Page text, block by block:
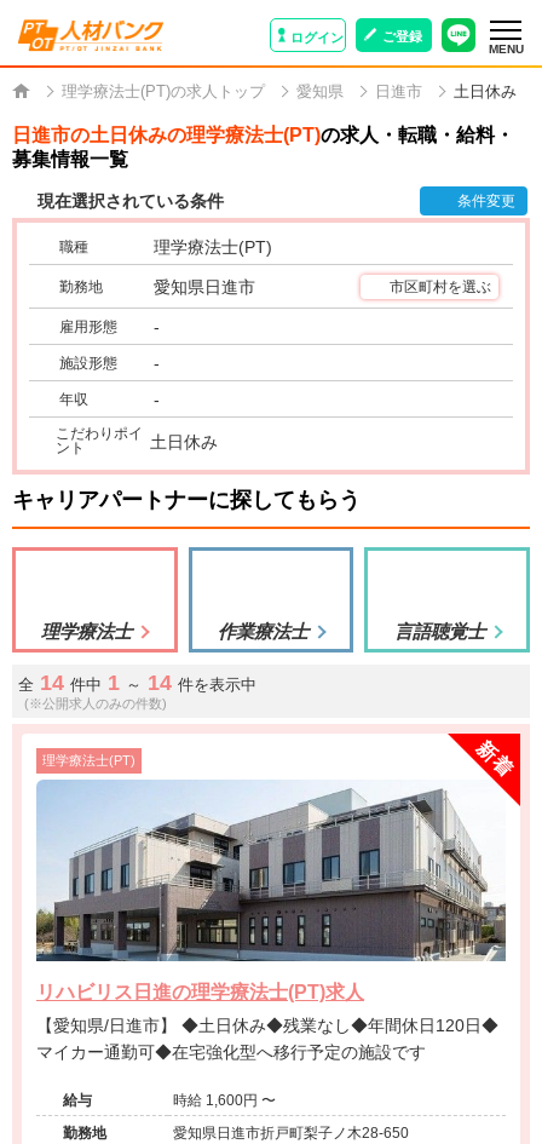
ログイン ご登録
MENU
理学療法士(PT)の求人トップ 愛知県 日進市 土日休み
日進市の土日休みの理学療法士(PT)の求人・転職・給料・
募集情報一覧
現在選択されている条件 条件変更
職種 理学療法士(PT)
勤務地 愛知県日進市 市区町村を選ぶ
雇用形態 -
施設形態 -
年収 -
こだわりポイ
ント
土日休み
キャリアパートナーに探してもらう
理学療法士 作業療法士 言語聴覚士
全 14 件中 1 ～ 14 件を表示中
(※公開求人のみの件数)
理学療法士(PT)
リハビリス日進の理学療法士(PT)求人
【愛知県/日進市】 ◆土日休み◆残業なし◆年間休日120日◆
マイカー通勤可◆在宅強化型へ移行予定の施設です
給与
時給 1,600円 〜
勤務地
愛知県日進市折戸町梨子ノ木28-650